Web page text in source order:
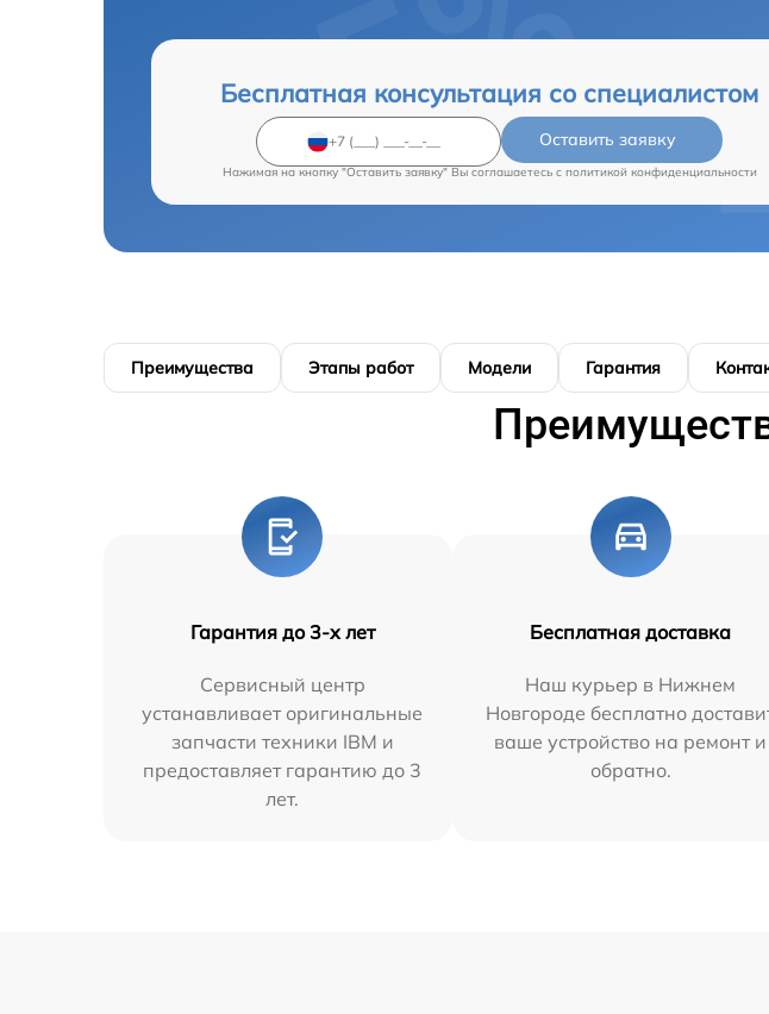
Бесплатная консультация со специалистом
Оставить заявку
Нажимая на кнопку "Оставить заявку" Вы соглашаетесь c политикой конфиденциальности
Преимущества Этапы работ Модели Гарантия
Гарантия до 3-х лет
Сервисный центр
устанавливает оригинальные
запчасти техники IBM и
предоставляет гарантию до 3
лет.
Бесплатная доставка
Наш курьер в Нижнем
Новгороде бесплатно
ваше устройство на ремонт и
обратно.